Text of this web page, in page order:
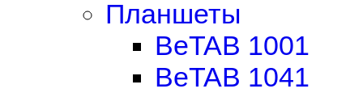
Планшеты
BeTAB 1001
BeTAB 1041